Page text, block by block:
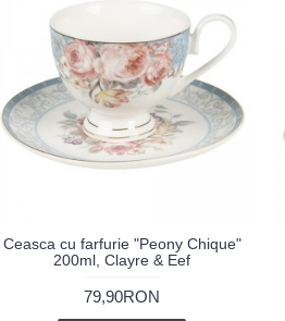
Ceasca cu farfurie "Peony Chique"
200ml, Clayre & Eef
79,90RON